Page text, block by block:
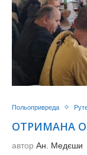
Польопривреда
ОТРИМАНА
автор Ан. Медєши